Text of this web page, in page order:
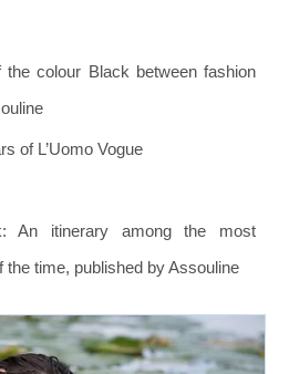
the colour Black between fashion
of L’Uomo Vogue
An itinerary among the most
the time, published by Assouline